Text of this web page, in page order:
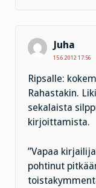
Juha
15.6.2012 17:56
Ripsalle:
Rahastakin.
sekalaista
kirjoittamista.
”Vapaa
pohtinut